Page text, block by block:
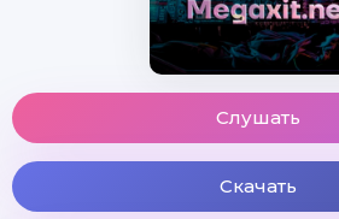
Слушать
Скачать